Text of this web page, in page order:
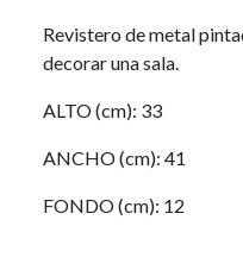
Revistero de metal
decorar una sala.
ALTO (cm): 33
ANCHO (cm): 41
FONDO (cm): 12